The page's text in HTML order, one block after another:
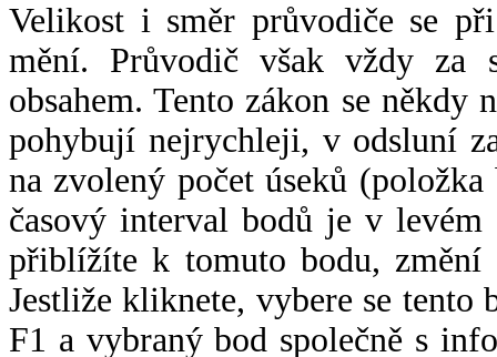
Velikost i směr průvodiče se
mění. Průvodič však vždy za
obsahem. Tento zákon se někdy
pohybují nejrychleji, v odsluní
na zvolený počet úseků
časový interval bodů je v
přiblížíte k tomuto bodu,
Jestliže kliknete, vybere se tento
F1 a vybraný bod společně s